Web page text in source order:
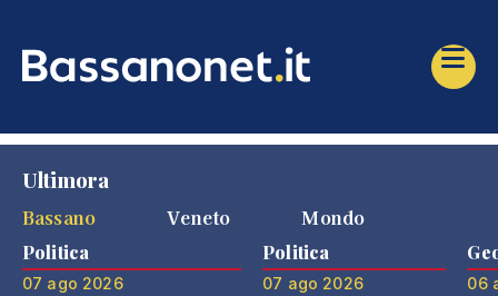
Ultimora
Bassano
Veneto Mondo
Politica
07 ago 2026
Politica
07 ago 2026 06